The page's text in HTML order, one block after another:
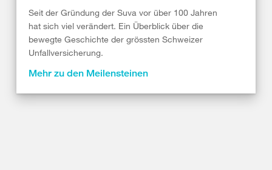
Seit der Gründung der Suva vor über 100 Jahren
hat sich viel verändert. Ein Überblick über die
bewegte Geschichte der grössten Schweizer
Unfallversicherung.
Mehr zu den Meilensteinen